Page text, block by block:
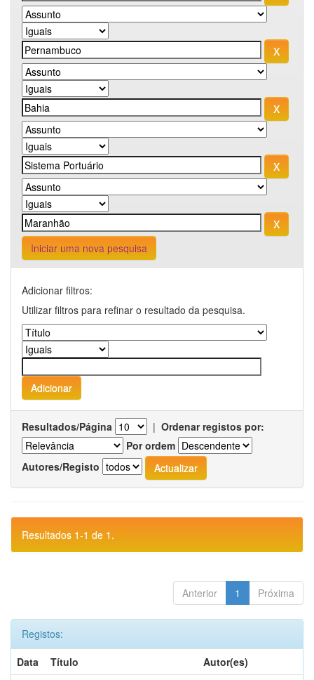
Iniciar uma nova pesquisa
Adicionar filtros:
Utilizar filtros para refinar o resultado da pesquisa.
Resultados/Página | Ordenar registos por:
Por ordem
Autores/Registo
Resultados 1-1 de 1.
Anterior 1 Próxima
Registos:
Data
Título
Autor(es)